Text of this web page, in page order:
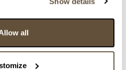
all
předmět?
předmět v aukci